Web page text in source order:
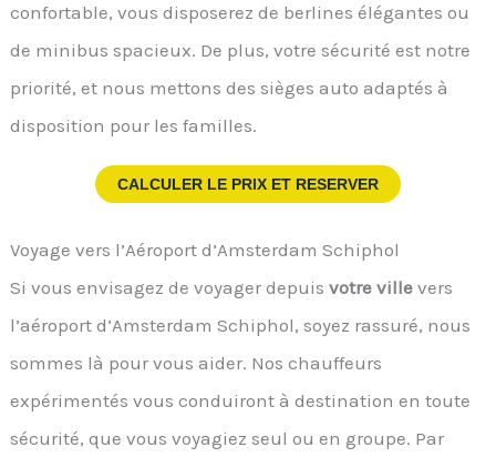
confortable, vous disposerez de berlines élégantes ou
de minibus spacieux. De plus, votre sécurité est notre
priorité, et nous mettons des sièges auto adaptés à
disposition pour les familles.
CALCULER LE PRIX ET RESERVER
Voyage vers l’Aéroport d’Amsterdam Schiphol
Si vous envisagez de voyager depuisvotre ville vers
l’aéroport d’Amsterdam Schiphol, soyez rassuré, nous
sommes là pour vous aider. Nos chauffeurs
expérimentés vous conduiront à destination en toute
sécurité, que vous voyagiez seul ou en groupe. Par